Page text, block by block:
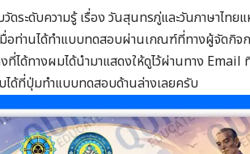
ระดับความรู้ เรื่อง วันสุนทรภู่และวันภาษาไทย
อท่านได้ทำแบบทดสอบผ่านเกณฑ์ที่ทางผู้จัดกิจก
ที่ได้ทางผมได้นำมาแสดงให้ดูไว้ผ่านทาง Email
ด้ที่ปุ่มทำแบบทดสอบด้านล่างเลยครับ